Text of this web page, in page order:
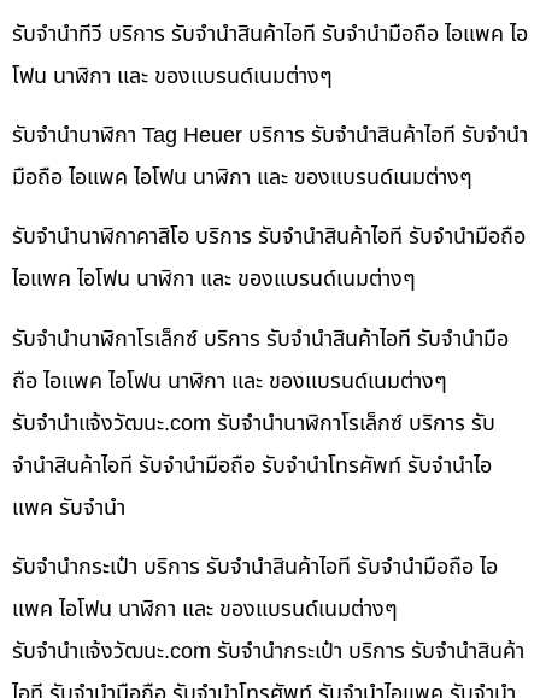
รับจำนำทีวี บริการ รับจำนำสินค้าไอที รับจำนำมือถือ ไอแพค ไอ
โฟน นาฬิกา และ ของแบรนด์เนมต่างๆ
รับจำนำนาฬิกา Tag Heuer บริการ รับจำนำสินค้าไอที รับจำนำ
มือถือ ไอแพค ไอโฟน นาฬิกา และ ของแบรนด์เนมต่างๆ
รับจำนำนาฬิกาคาสิโอ บริการ รับจำนำสินค้าไอที รับจำนำมือถือ
ไอแพค ไอโฟน นาฬิกา และ ของแบรนด์เนมต่างๆ
รับจำนำนาฬิกาโรเล็กซ์ บริการ รับจำนำสินค้าไอที รับจำนำมือ
ถือ ไอแพค ไอโฟน นาฬิกา และ ของแบรนด์เนมต่างๆ
รับจํานําแจ้งวัฒนะ.com รับจำนำนาฬิกาโรเล็กซ์ บริการ รับ
จำนำสินค้าไอที รับจำนำมือถือ รับจำนำโทรศัพท์ รับจำนำไอ
แพค รับจำนำ
รับจำนำกระเป๋า บริการ รับจำนำสินค้าไอที รับจำนำมือถือ ไอ
แพค ไอโฟน นาฬิกา และ ของแบรนด์เนมต่างๆ
รับจํานําแจ้งวัฒนะ.com รับจำนำกระเป๋า บริการ รับจำนำสินค้า